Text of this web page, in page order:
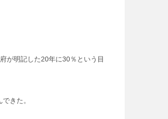
が明記した20年に30％という目
きた。